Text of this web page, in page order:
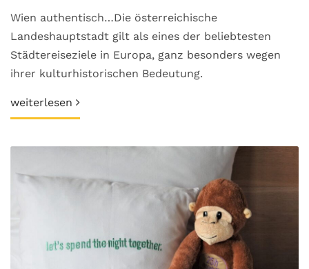
Wien authentisch…Die österreichische
Landeshauptstadt gilt als eines der beliebtesten
Städtereiseziele in Europa, ganz besonders wegen
ihrer kulturhistorischen Bedeutung.
weiterlesen